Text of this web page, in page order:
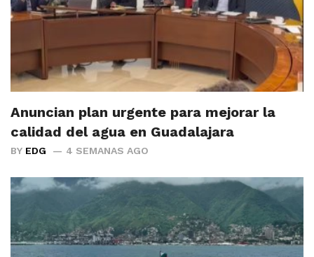
Anuncian plan urgente para mejorar la
calidad del agua en Guadalajara
BY EDG 4 SEMANAS AGO